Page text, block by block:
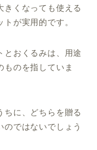
きくなっても使える
が実用的です。
とおくるみは、用途
ものを指していま
ちに、どちらを贈る
ではないでしょう